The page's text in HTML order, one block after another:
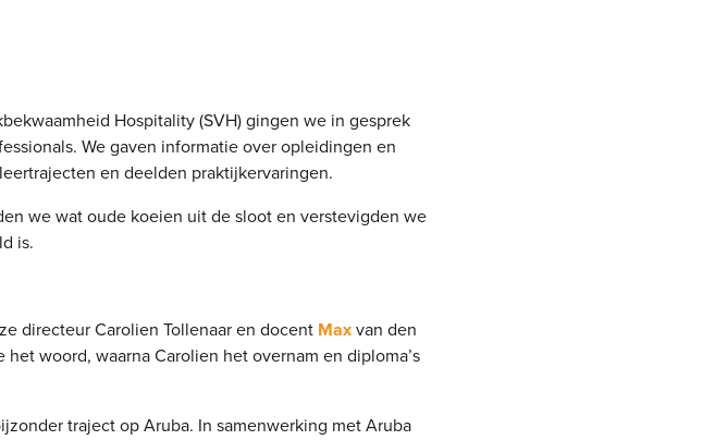
Hospitality (SVH) gingen we in gesprek
We gaven informatie over opleidingen en
en deelden praktijkervaringen.
we wat oude koeien uit de sloot en verstevigden we
is.
directeur Carolien Tollenaar en docent Maxvan den
woord, waarna Carolien het overnam en diploma’s
traject op Aruba. In samenwerking met Aruba